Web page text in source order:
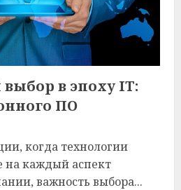
в эпоху IT:
ПО
когда технологии
на каждый аспект
важность выбора...